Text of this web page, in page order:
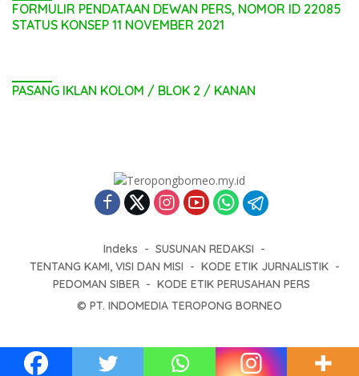
FORMULIR PENDATAAN DEWAN PERS, NOMOR ID 22085
STATUS KONSEP 11 NOVEMBER 2021
PASANG IKLAN KOLOM / BLOK 2 / KANAN
Indeks
SUSUNAN REDAKSI
TENTANG KAMI, VISI DAN MISI
KODE ETIK JURNALISTIK
PEDOMAN SIBER
KODE ETIK PERUSAHAN PERS
© PT. INDOMEDIA TEROPONG BORNEO